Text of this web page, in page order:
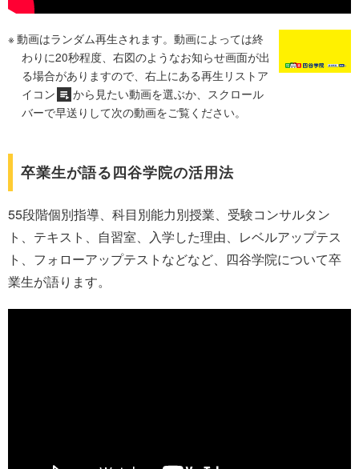
動画はランダム再生されます。動画によっては終
わりに20秒程度、右図のようなお知らせ画面が出
る場合がありますので、右上にある再生リストア
イコン
から見たい動画を選ぶか、スクロール
バーで早送りして次の動画をご覧ください。
卒業生が語る四谷学院の活用法
55段階個別指導、科目別能力別授業、受験コンサルタン
ト、テキスト、自習室、入学した理由、レベルアップテス
ト、フォローアップテストなどなど、四谷学院について卒
業生が語ります。